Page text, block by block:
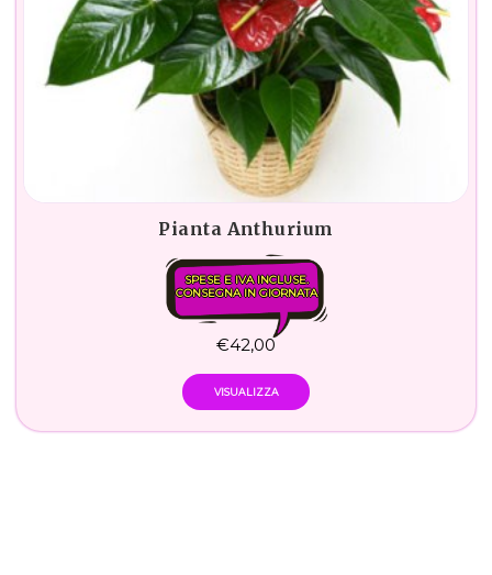
Pianta Anthurium
SPESE E IVA INCLUSE.
CONSEGNA IN GIORNATA
€42,00
VISUALIZZA